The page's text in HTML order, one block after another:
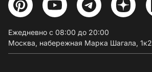
Ежедневно с 08:00 до 20:00
Москва, набережная Марка Шагала, 1к2